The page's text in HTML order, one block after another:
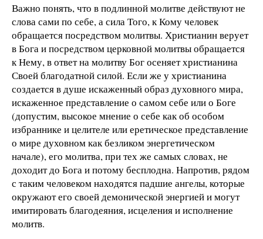
Важно понять, что в подлинной молитве действуют не
слова сами по себе, а сила Того, к Кому человек
обращается посредством молитвы. Христианин верует
в Бога и посредством церковной молитвы обращается
к Нему, в ответ на молитву Бог осеняет христианина
Своей благодатной силой. Если же у христианина
создается в душе искаженный образ духовного мира,
искаженное представление о самом себе или о Боге
(допустим, высокое мнение о себе как об особом
избраннике и целителе или еретическое представление
о мире духовном как безликом энергетическом
начале), его молитва, при тех же самых словах, не
доходит до Бога и потому бесплодна. Напротив, рядом
с таким человеком находятся падшие ангелы, которые
окружают его своей демонической энергией и могут
имитировать благодеяния, исцеления и исполнение
молитв.